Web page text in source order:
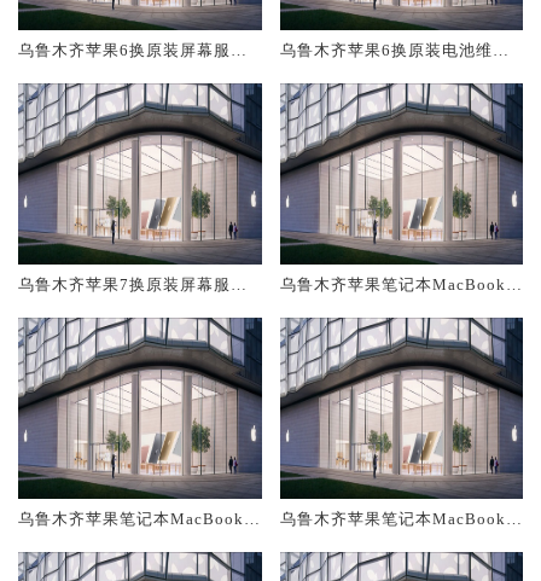
乌鲁木齐苹果6换原装屏幕服务
乌鲁木齐苹果6换原装电池维修
乌鲁木齐苹果7换原装屏幕服务
乌鲁木齐苹果笔记本MacBook A
乌鲁木齐苹果笔记本MacBook A
钱
乌鲁木齐苹果笔记本MacBook A
钱